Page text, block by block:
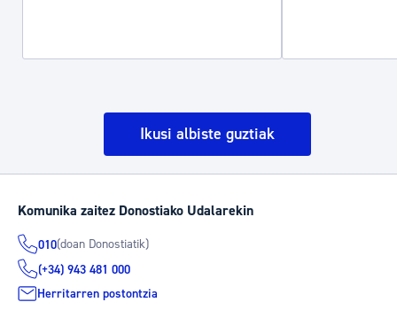
Ikusi albiste guztiak
Komunika zaitez Donostiako Udalarekin
010(doan Donostiatik)
(+34) 943 481 000
Herritarren postontzia